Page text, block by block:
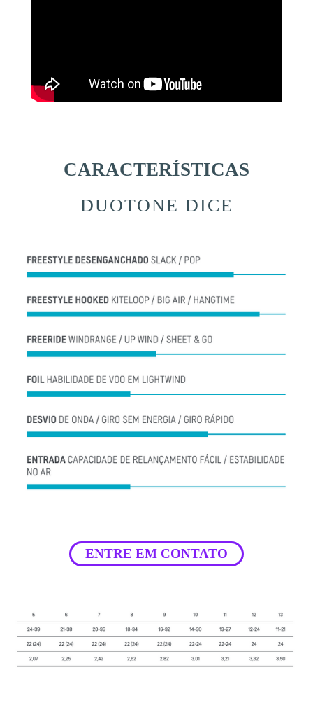
CARACTERÍSTICAS
DUOTONE DICE
ENTRE EM CONTATO